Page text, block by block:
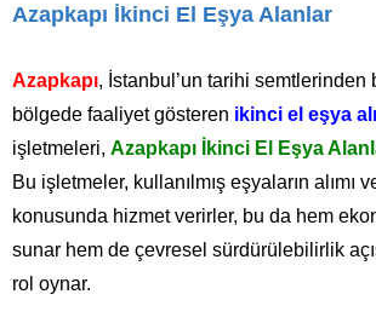
Azapkapı İkinci El Eşya Alanlar
Azapkapı, İstanbul’un tarihi semtlerinden
bölgede faaliyet gösteren ikinci el eşya
işletmeleri, Azapkapı İkinci El Eşya
Bu işletmeler, kullanılmış eşyaların alımı
konusunda hizmet verirler, bu da hem
sunar hem de çevresel sürdürülebilirlik
rol oynar.